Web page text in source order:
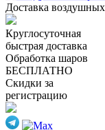
Доставка
Круглосуточная
быстрая доставка
Обработка шаров
БЕСПЛАТНО
Скидки за
регистрацию